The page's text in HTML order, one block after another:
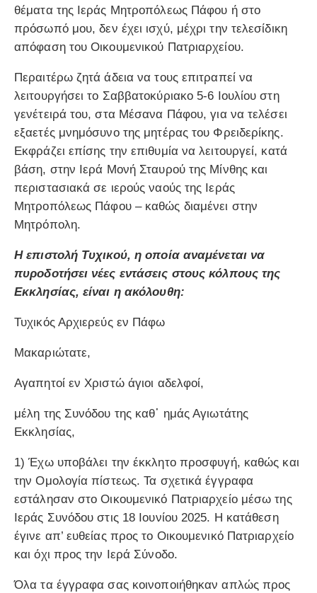
θέματα της Ιεράς Μητροπόλεως Πάφου ή στο
πρόσωπό μου, δεν έχει ισχύ, μέχρι την τελεσίδικη
απόφαση του Οικουμενικού Πατριαρχείου.
Περαιτέρω ζητά άδεια να τους επιτραπεί να
λειτουργήσει το Σαββατοκύριακο 5-6 Ιουλίου στη
γενέτειρά του, στα Μέσανα Πάφου, για να τελέσει
εξαετές μνημόσυνο της μητέρας του Φρειδερίκης.
Εκφράζει επίσης την επιθυμία να λειτουργεί, κατά
βάση, στην Ιερά Μονή Σταυρού της Μίνθης και
περιστασιακά σε ιερούς ναούς της Ιεράς
Μητροπόλεως Πάφου – καθώς διαμένει στην
Μητρόπολη.
Η επιστολή Τυχικού, η οποία αναμένεται να
πυροδοτήσει νέες εντάσεις στους κόλπους της
Εκκλησίας, είναι η ακόλουθη:
Τυχικός Αρχιερεύς εν Πάφω
Μακαριώτατε,
Αγαπητοί εν Χριστώ άγιοι αδελφοί,
μέλη της Συνόδου της καθ᾽ ημάς Αγιωτάτης
Εκκλησίας,
1) Έχω υποβάλει την έκκλητο προσφυγή, καθώς και
την Ομολογία πίστεως. Τα σχετικά έγγραφα
εστάλησαν στο Οικουμενικό Πατριαρχείο μέσω της
Ιεράς Συνόδου στις 18 Ιουνίου 2025. Η κατάθεση
έγινε απ’ ευθείας προς το Οικουμενικό Πατριαρχείο
και όχι προς την Ιερά Σύνοδο.
Όλα τα έγγραφα σας κοινοποιήθηκαν απλώς προς